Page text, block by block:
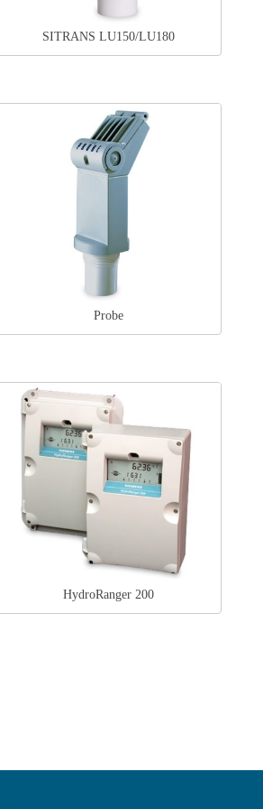
SITRANS LU150/LU180
Probe
HydroRanger 200